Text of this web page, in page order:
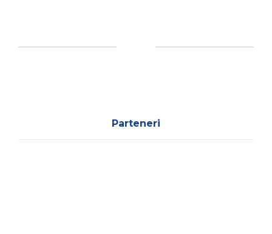
Parteneri